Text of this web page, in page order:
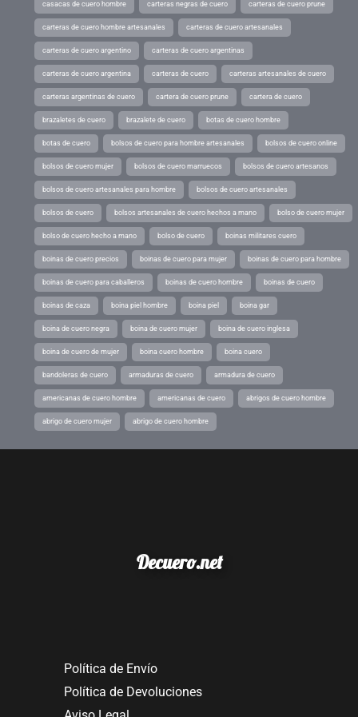
casacas de cuero hombre carteras negras de cuero carteras de cuero prune
carteras de cuero hombre artesanales carteras de cuero artesanales
carteras de cuero argentino carteras de cuero argentinas
carteras de cuero argentina carteras de cuero carteras artesanales de cuero
carteras argentinas de cuero cartera de cuero prune cartera de cuero
brazaletes de cuero brazalete de cuero botas de cuero hombre
botas de cuero bolsos de cuero para hombre artesanales bolsos de cuero online
bolsos de cuero mujer bolsos de cuero marruecos bolsos de cuero artesanos
bolsos de cuero artesanales para hombre bolsos de cuero artesanales
bolsos de cuero bolsos artesanales de cuero hechos a mano bolso de cuero mujer
bolso de cuero hecho a mano bolso de cuero boinas militares cuero
boinas de cuero precios boinas de cuero para mujer boinas de cuero para hombre
boinas de cuero para caballeros boinas de cuero hombre boinas de cuero
boinas de caza boina piel hombre boina piel boina gar
boina de cuero negra boina de cuero mujer boina de cuero inglesa
boina de cuero de mujer boina cuero hombre boina cuero
bandoleras de cuero armaduras de cuero armadura de cuero
americanas de cuero hombre americanas de cuero abrigos de cuero hombre
abrigo de cuero mujer abrigo de cuero hombre
Decuero.net
Política de Envío
Política de Devoluciones